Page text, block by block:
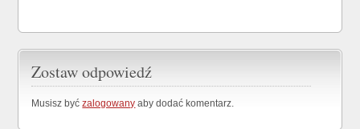
Zostaw odpowiedź
Musisz byćzalogowany aby dodać komentarz.